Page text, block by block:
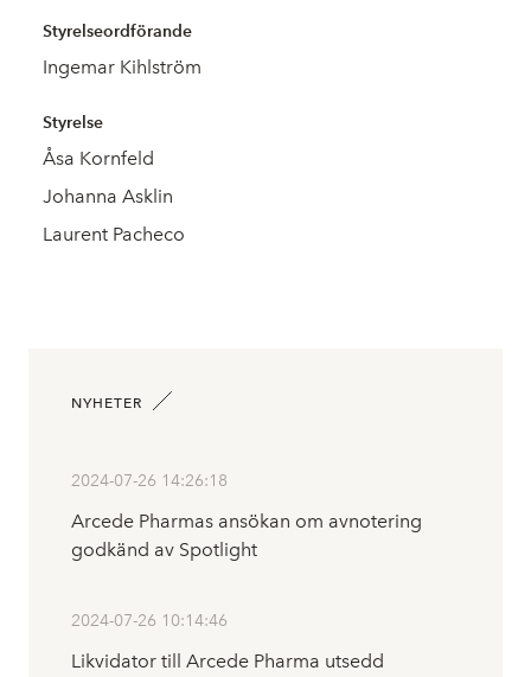
Styrelseordförande
Ingemar Kihlström
Styrelse
Åsa Kornfeld
Johanna Asklin
Laurent Pacheco
NYHETER
2024-07-26 14:26:18
Arcede Pharmas ansökan om avnotering
godkänd av Spotlight
2024-07-26 10:14:46
Likvidator till Arcede Pharma utsedd